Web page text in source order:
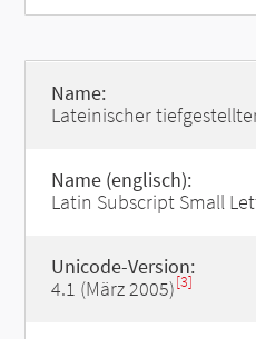
Name:
Lateinischer
Name (englisch):
Latin Subscript Small
Unicode-Version:
4.1 (März 2005)[3]